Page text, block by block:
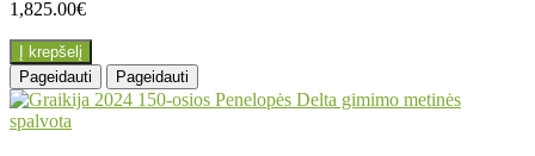
1,825.00€
Į krepšelį
Pageidauti
Pageidauti